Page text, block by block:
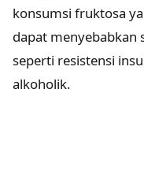
konsumsi fruktosa
dapat menyebabkan
seperti resistensi
alkoholik.